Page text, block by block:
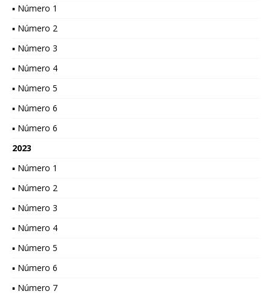
▪ Número 1
▪ Número 2
▪ Número 3
▪ Número 4
▪ Número 5
▪ Número 6
▪ Número 6
2023
▪ Número 1
▪ Número 2
▪ Número 3
▪ Número 4
▪ Número 5
▪ Número 6
▪ Número 7